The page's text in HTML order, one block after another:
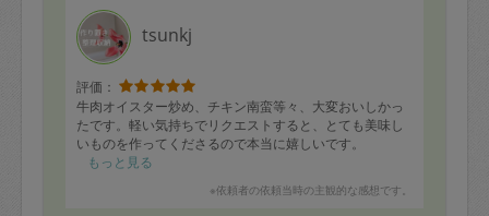
春雨サラダ
肉じゃが（玉ねぎ多め）
たまごスープ
エビホタテきのこブロッコリーのガーリックソテー
春菊のナムル
茹で野菜（アスパラ、オクラ、ブロッコリー）
ロールキャベツ
ハムとキャベツのマヨサラダ
tsunkj
評価：
牛肉オイスター炒め、チキン南蛮等々、大変おいしかっ
たです。軽い気持ちでリクエストすると、とても美味し
いものを作ってくださるので本当に嬉しいです。
もっと見る
※依頼者の依頼当時の主観的な感想です。